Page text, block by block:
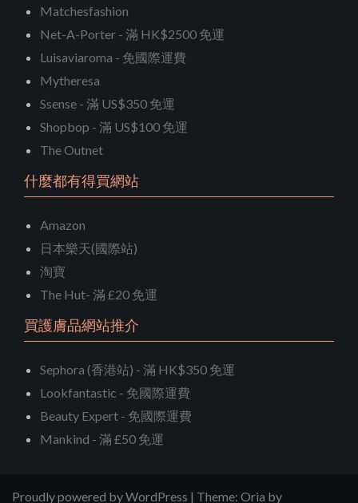
Matchesfashion
Net-A-Porter - 滿 HK$2500 免運
Luisaviaroma - 免國際運費
Mytheresa
Ssense - 滿 US$350 免運
Shopbop - 滿 US$100 免運
The Outnet
什麼都有得買網站
Amazon
日本樂天(國際站)
淘寶
The Hut- 滿 £20 免運
買護膚品網站推介
Sephora (香港站) - 滿 HK$350 免運
Lookfantastic - 免國際運費
Beauty Expert - 免國際運費
Mankind - 滿 £50 免運
Proudly powered by WordPress | Theme: Oria by